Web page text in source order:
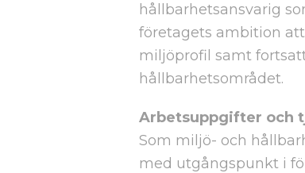
hållbarhetsansvarig
företagets ambition
miljöprofil samt
hållbarhetsområdet.
Arbetsuppgifter och
Som miljö- och
med utgångspunkt i